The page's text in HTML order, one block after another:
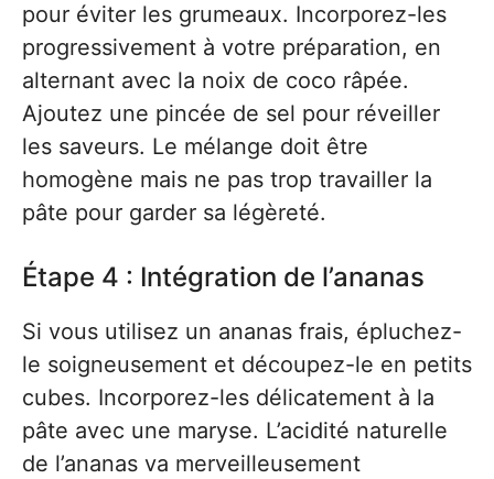
pour éviter les grumeaux. Incorporez-les
progressivement à votre préparation, en
alternant avec la noix de coco râpée.
Ajoutez une pincée de sel pour réveiller
les saveurs. Le mélange doit être
homogène mais ne pas trop travailler la
pâte pour garder sa légèreté.
Étape 4 : Intégration de l’ananas
Si vous utilisez un ananas frais, épluchez-
le soigneusement et découpez-le en petits
cubes. Incorporez-les délicatement à la
pâte avec une maryse. L’acidité naturelle
de l’ananas va merveilleusement